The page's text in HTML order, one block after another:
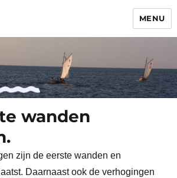
MENU
wanden
zijn de eerste wanden en
Daarnaast ook de verhogingen